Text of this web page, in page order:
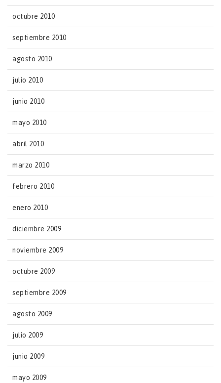
octubre 2010
septiembre 2010
agosto 2010
julio 2010
junio 2010
mayo 2010
abril 2010
marzo 2010
febrero 2010
enero 2010
diciembre 2009
noviembre 2009
octubre 2009
septiembre 2009
agosto 2009
julio 2009
junio 2009
mayo 2009